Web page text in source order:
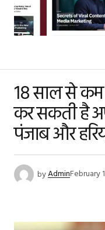
18 साल से
कर सकती है
पंजाब और
byAdminFebruary